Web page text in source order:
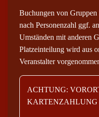
Buchungen von Gruppen
nach Personenzahl ggf.
Umständen mit anderen
Platzeinteilung wird aus
Veranstalter
ACHTUNG: